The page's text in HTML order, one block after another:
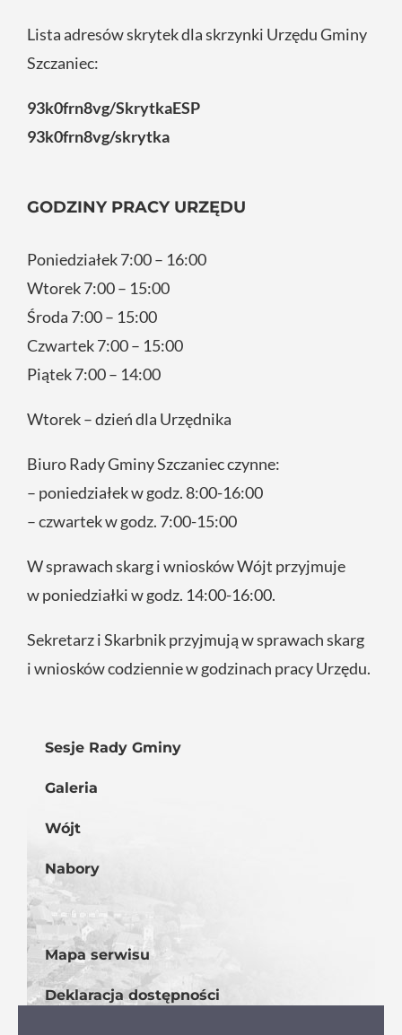
Lista adresów skrytek dla skrzynki Urzędu Gminy
Szczaniec:
93k0frn8vg/SkrytkaESP
93k0frn8vg/skrytka
GODZINY PRACY URZĘDU
Poniedziałek 7:00 – 16:00
Wtorek 7:00 – 15:00
Środa 7:00 – 15:00
Czwartek 7:00 – 15:00
Piątek 7:00 – 14:00
Wtorek – dzień dla Urzędnika
Biuro Rady Gminy Szczaniec czynne:
– poniedziałek w godz. 8:00-16:00
– czwartek w godz. 7:00-15:00
W sprawach skarg i wniosków Wójt przyjmuje
w poniedziałki w godz. 14:00-16:00.
Sekretarz i Skarbnik przyjmują w sprawach skarg
i wniosków codziennie w godzinach pracy Urzędu.
Sesje Rady Gminy
Galeria
Wójt
Nabory
Mapa serwisu
Deklaracja dostępności